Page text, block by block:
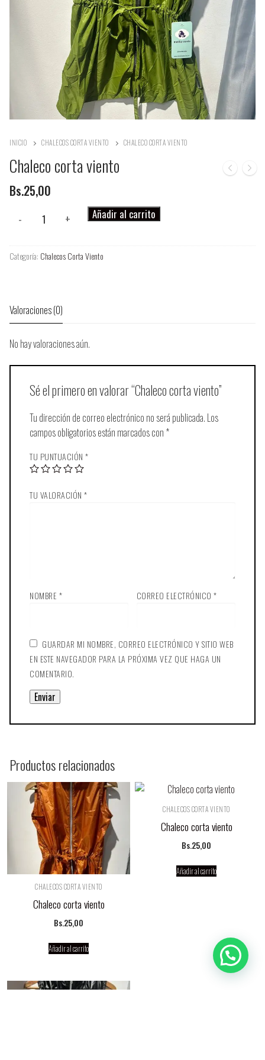
INICIO CHALECOS CORTA VIENTO CHALECO CORTA VIENTO
Chaleco corta viento
Bs.25,00
cantidad
- + Añadir al carrito
Categoría: Chalecos Corta Viento
Valoraciones (0)
No hay valoraciones aún.
Sé el primero en valorar “Chaleco corta viento”
Tu dirección de correo electrónico no será publicada. Los
campos obligatorios están marcados con *
TU PUNTUACIÓN *
TU VALORACIÓN *
NOMBRE * CORREO ELECTRÓNICO*
GUARDAR MI NOMBRE, CORREO ELECTRÓNICO Y SITIO WEB
EN ESTE NAVEGADOR PARA LA PRÓXIMA VEZ QUE HAGA UN
COMENTARIO.
Productos relacionados
CHALECOS CORTA VIENTO
Chaleco corta viento
Bs.25,00
Añadir al carrito
CHALECOS CORTA VIENTO
Chaleco corta viento
Bs.25,00
Añadir al carrito